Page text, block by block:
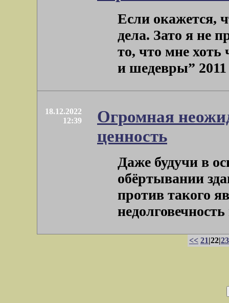
Если окажется,
дела. Зато я не
то, что мне хоть
и шедевры” 2011
18.12.2022
12:39
Огромная
ценность
Даже будучи в
обёртывании
против такого
<< 21|22|23